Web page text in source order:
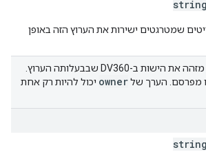
שמטרגטים ישירות את הערוץ הזה באופן
. מזהה את הישות ב-DV360 שבבעלותה הערוץ.
מפרסם. הערך שלowner יכול להיות רק אחת